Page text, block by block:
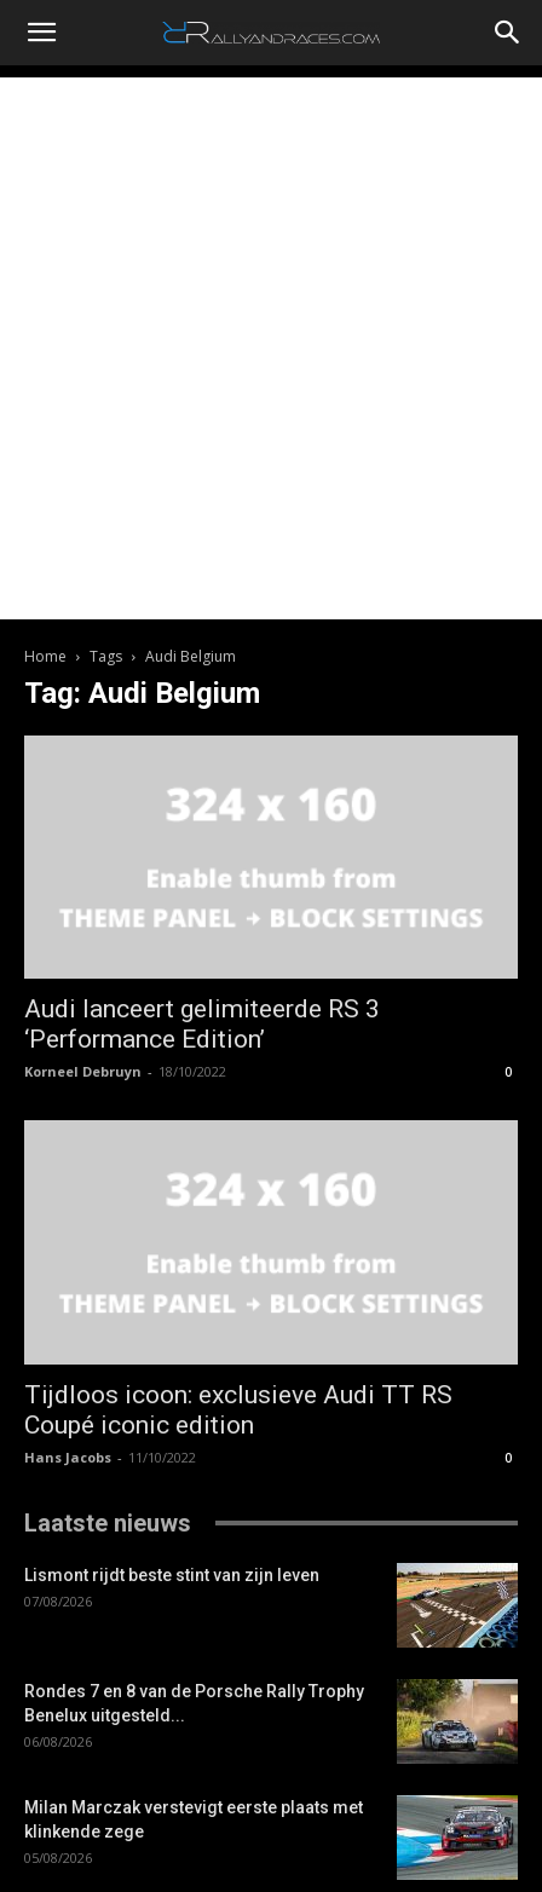
RallyandRaces.com
Home Tags Audi Belgium
Tag: Audi Belgium
Audi lanceert gelimiteerde RS 3
‘Performance Edition’
Korneel Debruyn - 18/10/2022 0
Tijdloos icoon: exclusieve Audi TT RS
Coupé iconic edition
Hans Jacobs - 11/10/2022 0
Laatste nieuws
Lismont rijdt beste stint van zijn leven
07/08/2026
Rondes 7 en 8 van de Porsche Rally Trophy
Benelux uitgesteld...
06/08/2026
Milan Marczak verstevigt eerste plaats met
klinkende zege
05/08/2026